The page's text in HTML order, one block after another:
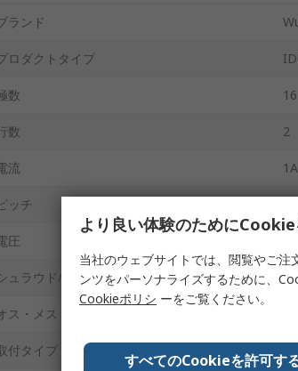
ランド
ロダクトタイプ
数 16
数 2
流 1A
ッチ
圧
ュラウド/アンシュラウド
ス・メス
付タイプ
より良い体験のために
当社のウェブサイトでは、閲覧やご
ンツをパーソナライズするために、
Cookieポリシ ーをご覧ください。
すべてのCookieを許可す